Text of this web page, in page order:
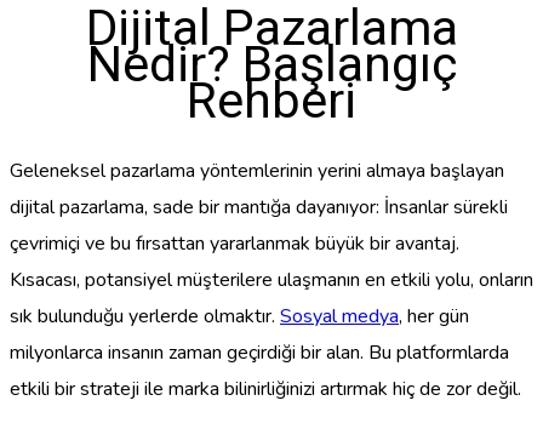
Dijital Pazarlama
Nedir? Başlangıç
Rehberi
Geleneksel pazarlama yöntemlerinin yerini almaya başlayan
dijital pazarlama, sade bir mantığa dayanıyor: İnsanlar sürekli
çevrimiçi ve bu fırsattan yararlanmak büyük bir avantaj.
Kısacası, potansiyel müşterilere ulaşmanın en etkili yolu, onların
sık bulunduğu yerlerde olmaktır. Sosyal medya, her gün
milyonlarca insanın zaman geçirdiği bir alan. Bu platformlarda
etkili bir strateji ile marka bilinirliğinizi artırmak hiç de zor değil.